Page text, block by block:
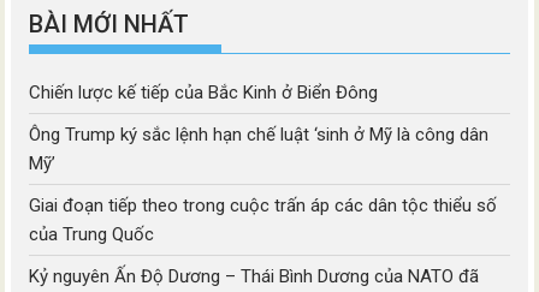
BÀI MỚI NHẤT
Chiến lược kế tiếp của Bắc Kinh ở Biển Đông
Ông Trump ký sắc lệnh hạn chế luật ‘sinh ở Mỹ là công dân
Mỹ’
Giai đoạn tiếp theo trong cuộc trấn áp các dân tộc thiểu số
của Trung Quốc
Kỷ nguyên Ấn Độ Dương – Thái Bình Dương của NATO đã